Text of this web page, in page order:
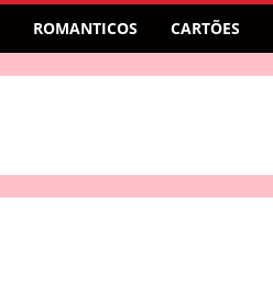
ROMANTICOS CARTÕES